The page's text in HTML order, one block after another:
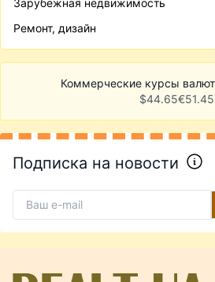
Зарубежная недвижимость
Ремонт, дизайн
Коммерческие курсы
$44.65€51.45
Подписка на новости